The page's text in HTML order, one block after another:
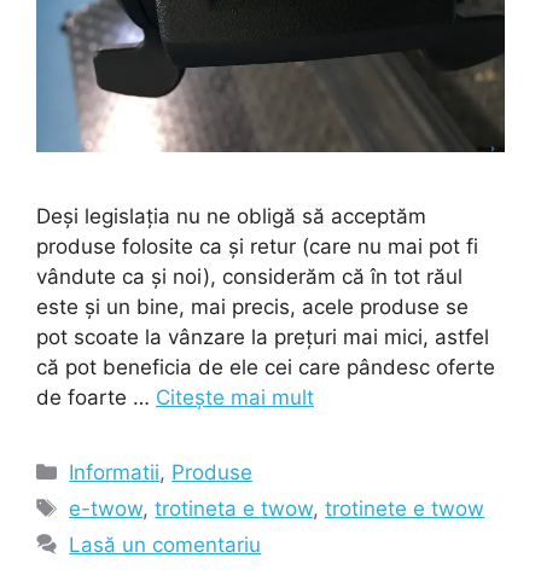
Deși legislația nu ne obligă să acceptăm
produse folosite ca și retur (care nu mai pot fi
vândute ca și noi), considerăm că în tot răul
este și un bine, mai precis, acele produse se
pot scoate la vânzare la prețuri mai mici, astfel
că pot beneficia de ele cei care pândesc oferte
de foarte … Citește mai mult
Categorii
Informatii, Produse
Etichete
e-twow,trotineta e twow,trotinete e twow
Lasă un comentariu